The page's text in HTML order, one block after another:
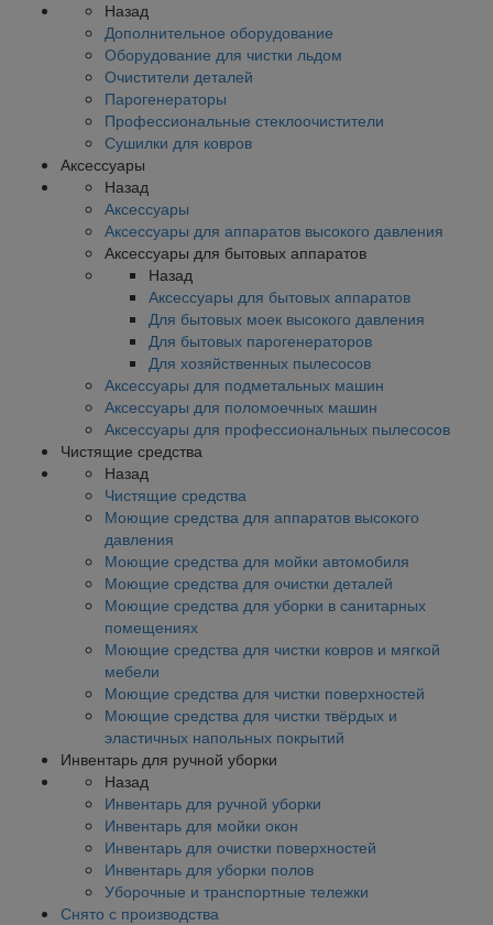
Назад
Дополнительное оборудование
Оборудование для чистки льдом
Очистители деталей
Парогенераторы
Профессиональные стеклоочистители
Сушилки для ковров
Аксессуары
Назад
Аксессуары
Аксессуары для аппаратов высокого давления
Аксессуары для бытовых аппаратов
Назад
Аксессуары для бытовых аппаратов
Для бытовых моек высокого давления
Для бытовых парогенераторов
Для хозяйственных пылесосов
Аксессуары для подметальных машин
Аксессуары для поломоечных машин
Аксессуары для профессиональных пылесосов
Чистящие средства
Назад
Чистящие средства
Моющие средства для аппаратов высокого
давления
Моющие средства для мойки автомобиля
Моющие средства для очистки деталей
Моющие средства для уборки в санитарных
помещениях
Моющие средства для чистки ковров и мягкой
мебели
Моющие средства для чистки поверхностей
Моющие средства для чистки твёрдых и
эластичных напольных покрытий
Инвентарь для ручной уборки
Назад
Инвентарь для ручной уборки
Инвентарь для мойки окон
Инвентарь для очистки поверхностей
Инвентарь для уборки полов
Уборочные и транспортные тележки
Снято с производства